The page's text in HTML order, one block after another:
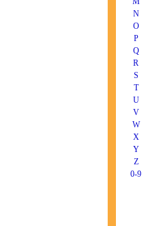
N
O
P
Q
R
S
T
U
V
W
X
Y
Z
0-9